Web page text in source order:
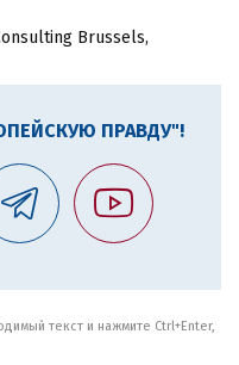
Brussels,
ПРАВДУ"!
текст и нажмите Ctrl+Enter,